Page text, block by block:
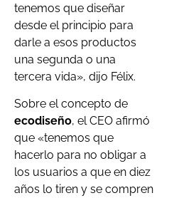
tenemos que diseñar
desde el principio para
darle a esos productos
una segunda o una
tercera vida», dijo Félix.
Sobre el concepto de
ecodiseño, el CEO afirmó
que «tenemos que
hacerlo para no obligar a
los usuarios a que en diez
años lo tiren y se compren